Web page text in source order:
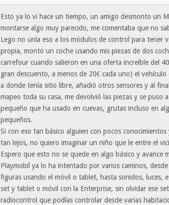
Esto ya lo vi hace un tiempo, un amigo desmonto un
montarse algo muy parecido, me comentaba que no
Lego no unía eso a los módulos de control para tener
propia, monto un coche usando mis piezas de dos
carrefour cuando salieron en una oferta increíble del
gran descuento, a menos de 20€ cada uno) el
a donde tenía sitio libre, añadió otros sensores y al
mapeo toda su casa, me devolvió las piezas y se puso
pequeño que ha usado en cuevas, grutas incluso en
pequeños.
Si con eso tan básico alguien con pocos
tan lejos, no quiero imaginar un niño que le entre el
Espero que esto no se quede en algo básico y avance
Playmobil ya lo ha intentado por varios caminos,
figuras usando el móvil o tablet, hasta sonidos, luces,
set y tablet o móvil con la Enterprise, sin olvidar ese
radiocontrol que podías controlar desde varias